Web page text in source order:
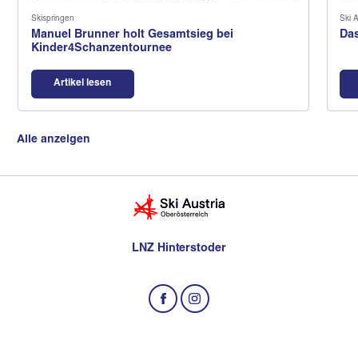
Skispringen
Manuel Brunner holt Gesamtsieg bei
Kinder4Schanzentournee
Artikel lesen
Ski
Alle anzeigen
LNZ Hinterstoder